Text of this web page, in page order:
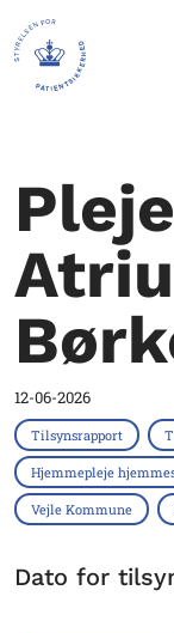
12-06-2026
Tilsynsrapport
Hjemmepleje
Vejle Kommune
Dato for